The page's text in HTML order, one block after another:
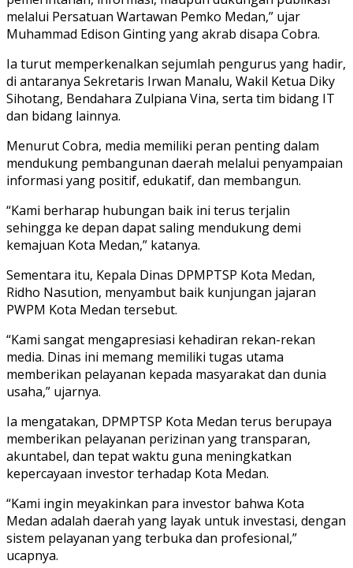
melalui Persatuan Wartawan Pemko Medan,” ujar
Muhammad Edison Ginting yang akrab disapa Cobra.
Ia turut memperkenalkan sejumlah pengurus yang hadir,
di antaranya Sekretaris Irwan Manalu, Wakil Ketua Diky
Sihotang, Bendahara Zulpiana Vina, serta tim bidang IT
dan bidang lainnya.
Menurut Cobra, media memiliki peran penting dalam
mendukung pembangunan daerah melalui penyampaian
informasi yang positif, edukatif, dan membangun.
“Kami berharap hubungan baik ini terus terjalin
sehingga ke depan dapat saling mendukung demi
kemajuan Kota Medan,” katanya.
Sementara itu, Kepala Dinas DPMPTSP Kota Medan,
Ridho Nasution, menyambut baik kunjungan jajaran
PWPM Kota Medan tersebut.
“Kami sangat mengapresiasi kehadiran rekan-rekan
media. Dinas ini memang memiliki tugas utama
memberikan pelayanan kepada masyarakat dan dunia
usaha,” ujarnya.
Ia mengatakan, DPMPTSP Kota Medan terus berupaya
memberikan pelayanan perizinan yang transparan,
akuntabel, dan tepat waktu guna meningkatkan
kepercayaan investor terhadap Kota Medan.
“Kami ingin meyakinkan para investor bahwa Kota
Medan adalah daerah yang layak untuk investasi, dengan
sistem pelayanan yang terbuka dan profesional,”
ucapnya.